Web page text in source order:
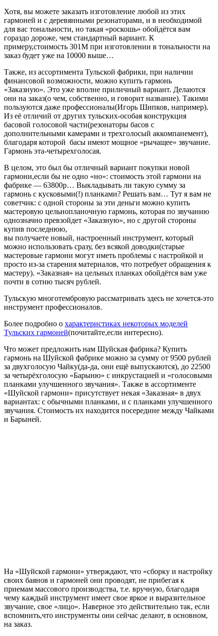
Хотя, вы можете заказать изготовление любой из этих
гармоней и с деревянными резонаторами, и в необходимой
для вас тональности, но такая «роскошь» обойдётся вам
гораздо дороже, чем стандартный вариант. К
примеру,стоимость 301М при изготовлении в тональности на
заказ будет уже на 10000 выше…
Также, из ассортимента Тульской фабрики, при наличии
финансовой возможности, можно купить гармонь
«Заказную». Это уже вполне приличный вариант. Делаются
они на заказ(о чем, собственно, и говорит название). Такими
пользуются даже профессионалы(Игорь Шипков, например).
Из её отличий от других тульских-особая конструкция
басовой голосовой части(резонаторы басов с
дополнительными камерами и трехголосый аккомпанемент),
благодаря которой басы имеют мощное «рычащее» звучание.
Гармонь эта-четырехголосая.
В целом, это был бы отличный вариант покупки новой
гармони,если бы не одно «но»: стоимость этой гармони на
фабрике — 63800р… Выкладывать ли такую сумму за
гармонь с кусковыми(!) планками? Решать вам… Тут я вам не
советчик: с одной стороны за эти деньги можно купить
мастеровую цельнопланочную гармонь, которая по звучанию
однозначно превзойдет «Заказную», но с другой стороны
купив последнюю,
вы получаете новый, настроенный инструмент, который
можно использовать сразу, без всякой доводки(старые
мастеровые гармони могут иметь проблемы с настройкой и
просто из-за старения материалов, что потребует обращения к
мастеру). «Заказная» на цельных планках обойдётся вам уже
почти в сотню тысяч рублей.
Тульскую многотембровую рассматривать здесь не хочется-это
инструмент профессионалов.
Более подробно о характеристиках некоторых моделей
Тульских гармоней(почитайте,если интересно).
Что может предложить нам Шуйская фабрика? Купить
гармонь на Шуйской фабрике можно за сумму от 9500 рублей
за двухголосую Чайку(да-да, они ещё выпускаются), до 22500
за четырёхголосую «Барыню» с инкрустацией и «голосовыми
планками улучшенного звучания». Также в ассортименте
«Шуйской гармони» присутствует некая «Заказная» в двух
вариантах: с обычными планками, и с планками улучшенного
звучания. Стоимость их находится посередине между Чайками
и Барыней.
На «Шуйской гармони» утверждают, что «сборку и настройку
своих баянов и гармоней они проводят, не прибегая к
приемам массового производства, т.е. вручную, благодаря
чему каждый инструмент имеет свое яркое и выразительное
звучание, свое «лицо». Наверное это действительно так, если
вспомнить,что инструменты они сейчас делают, в основном,
на заказ.